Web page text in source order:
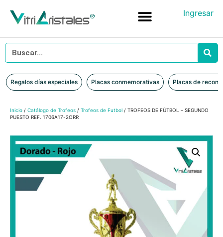
Ingresar
Regalos días especiales Placas conmemorativas Placas de
Inicio / Catálogo de Trofeos / Trofeos de Futbol / TROFEOS DE FÚTBOL – SEGUNDO
PUESTO REF. 1706A17-2ORR